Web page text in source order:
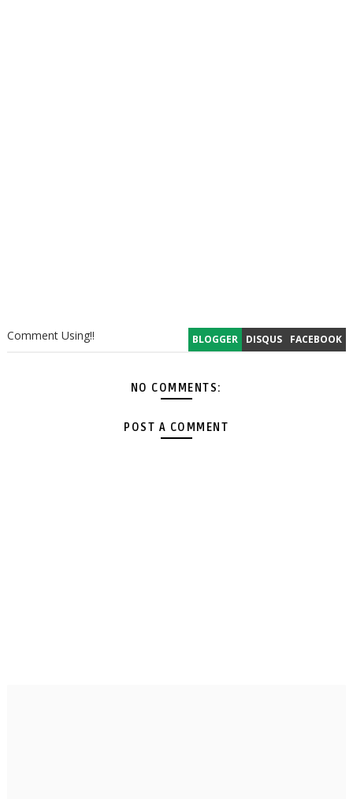
BLOGGER DISQUS FACEBOOK
Comment Using!!
NO COMMENTS:
POST A COMMENT